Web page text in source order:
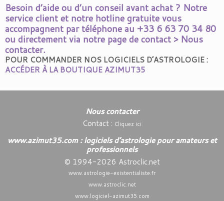
Besoin d’aide ou d’un conseil avant achat ? Notre
service client et notre hotline gratuite vous
accompagnent par téléphone au +33 6 63 70 34 80
ou directement via notre page de contact > Nous
contacter.
POUR COMMANDER NOS LOGICIELS D’ASTROLOGIE :
ACCÉDER À LA BOUTIQUE AZIMUT35
Nous contacter
Contact : Cliquez ici
www.azimut35.com : logiciels d’astrologie pour amateurs et
professionnels
© 1994-2026 Astroclic.net
www.astrologie-existentialiste.fr
www.astroclic.net
www.logiciel-azimut35.com